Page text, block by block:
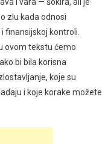
zlu kada odnosi
finansijskoj kontroli.
ovom tekstu ćemo
bi bila korisna
koje su
i koje korake možete